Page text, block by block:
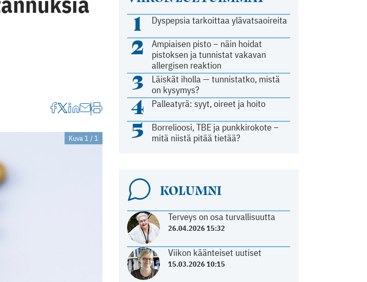
1 Dyspepsia tarkoittaa ylävatsaoireita
2
Ampiaisen pisto – näin hoidat
pistoksen ja tunnistat vakavan
allergisen reaktion
3
Läiskät iholla — tunnistatko, mistä
on kysymys?
4 Palleatyrä: syyt, oireet ja hoito
5
Borrelioosi, TBE ja punkkirokote –
mitä niistä pitää tietää?
KOLUMNI
Terveys on osa turvallisuutta
26.04.2026 15:32
Viikon käänteiset uutiset
15.03.2026 10:15
Kuva 1 / 1